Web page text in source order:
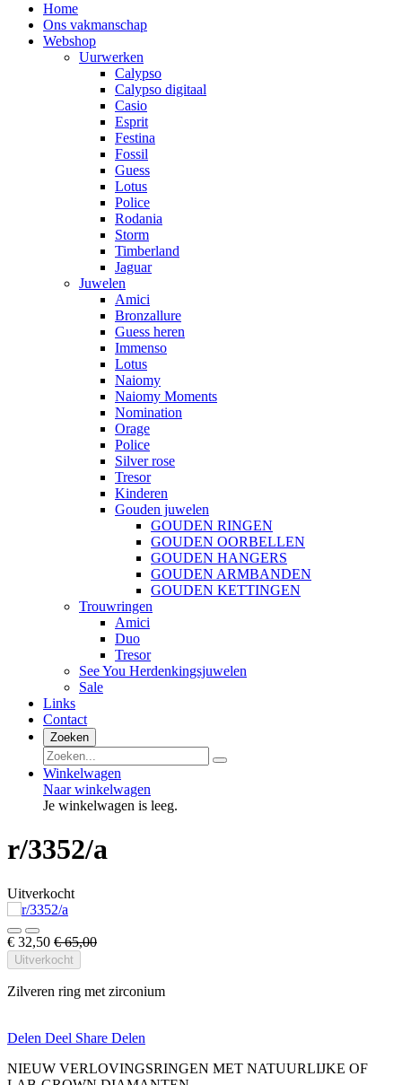
Home
Ons vakmanschap
Webshop
Uurwerken
Calypso
Calypso digitaal
Casio
Esprit
Festina
Fossil
Guess
Lotus
Police
Rodania
Storm
Timberland
Jaguar
Juwelen
Amici
Bronzallure
Guess heren
Immenso
Lotus
Naiomy
Naiomy Moments
Nomination
Orage
Police
Silver rose
Tresor
Kinderen
Gouden juwelen
GOUDEN RINGEN
GOUDEN OORBELLEN
GOUDEN HANGERS
GOUDEN ARMBANDEN
GOUDEN KETTINGEN
Trouwringen
Amici
Duo
Tresor
See You Herdenkingsjuwelen
Sale
Links
Contact
Zoeken
Winkelwagen
Naar winkelwagen
Je winkelwagen is leeg.
r/3352/a
Uitverkocht
€ 32,50 € 65,00
Uitverkocht
Zilveren ring met zirconium
Delen Deel Share Delen
NIEUW VERLOVINGSRINGEN MET NATUURLIJKE OF